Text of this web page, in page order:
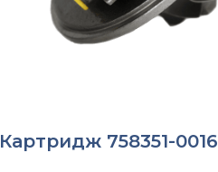
Картридж 758351-0016